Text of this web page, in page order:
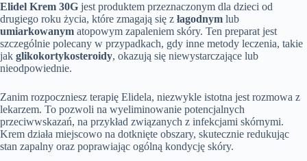
Elidel Krem 30G jest produktem przeznaczonym dla dzieci od
drugiego roku życia, które zmagają się z łagodnym lub
umiarkowanym atopowym zapaleniem skóry. Ten preparat jest
szczególnie polecany w przypadkach, gdy inne metody leczenia, takie
jak glikokortykosteroidy, okazują się niewystarczające lub
nieodpowiednie.
Zanim rozpoczniesz terapię Elidela, niezwykle istotna jest rozmowa z
lekarzem. To pozwoli na wyeliminowanie potencjalnych
przeciwwskazań, na przykład związanych z infekcjami skórnymi.
Krem działa miejscowo na dotknięte obszary, skutecznie redukując
stan zapalny oraz poprawiając ogólną kondycję skóry.